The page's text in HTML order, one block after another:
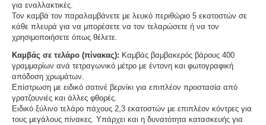
για εναλλακτικές.
Τον καμβά τον παραλαμβάνετε με λευκό περιθώριο 5 εκατοστών σε
κάθε πλευρά για να μπορέσετε να τον τελαρώσετε ή να τον
χρησιμοποιήσετε όπως θέλετε.
Καμβάς σε τελάρο (πίνακας): Καμβάς βαμβακερός βάρους 400
γραμμαρίων ανά τετραγωνικό μέτρο με έντονη και φωτογραφική
απόδοση χρωμάτων.
Επίστρωση με ειδικό σατινέ βερνίκι για επιπλέον προστασία από
γρατζουνιές και άλλες φθορές.
Ειδικό ξύλινο τελάρο πάχους 2,3 εκατοστών με επιπλέον κόντρες για
τους μεγάλους πίνακες. Υπάρχει και η δυνατότητα κατασκευής για